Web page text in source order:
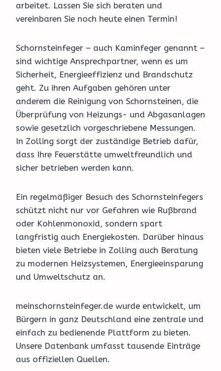
arbeitet. Lassen Sie sich beraten und
vereinbaren Sie noch heute einen Termin!
Schornsteinfeger – auch Kaminfeger genannt –
sind wichtige Ansprechpartner, wenn es um
Sicherheit, Energieeffizienz und Brandschutz
geht. Zu ihren Aufgaben gehören unter
anderem die Reinigung von Schornsteinen, die
Überprüfung von Heizungs- und Abgasanlagen
sowie gesetzlich vorgeschriebene Messungen.
In Zolling sorgt der zuständige Betrieb dafür,
dass Ihre Feuerstätte umweltfreundlich und
sicher betrieben werden kann.
Ein regelmäßiger Besuch des Schornsteinfegers
schützt nicht nur vor Gefahren wie Rußbrand
oder Kohlenmonoxid, sondern spart
langfristig auch Energiekosten. Darüber hinaus
bieten viele Betriebe in Zolling auch Beratung
zu modernen Heizsystemen, Energieeinsparung
und Umweltschutz an.
meinschornsteinfeger.de wurde entwickelt, um
Bürgern in ganz Deutschland eine zentrale und
einfach zu bedienende Plattform zu bieten.
Unsere Datenbank umfasst tausende Einträge
aus offiziellen Quellen.